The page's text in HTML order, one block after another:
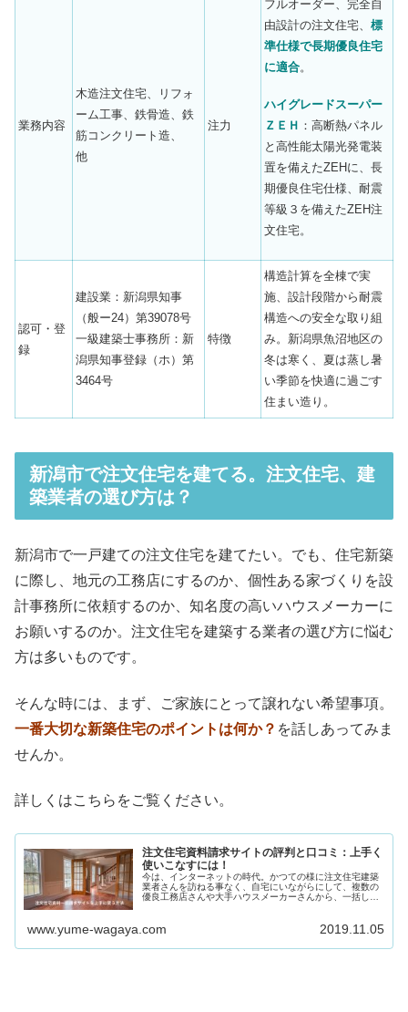
業務内容
木造注文住宅、リフォ
ーム工事、鉄骨造、鉄
筋コンクリート造、
他
注力
フルオーダー、完全自
由設計の注文住宅、 標
準仕様で長期優良住宅
に適合。
ハイグレードスーパー
ＺＥＨ ：高断熱パネル
と高性能太陽光発電装
置を備えたZEHに、長
期優良住宅仕様、耐震
等級３を備えたZEH注
文住宅。
認可・登
録
建設業：新潟県知事
（般ー24）第39078号
一級建築士事務所：新
潟県知事登録（ホ）第
3464号
特徴
構造計算を全棟で実
施、設計段階から耐震
構造への安全な取り組
み。新潟県魚沼地区の
冬は寒く、夏は蒸し暑
い季節を快適に過ごす
住まい造り。
新潟市で注文住宅を建てる。注文住宅、建
築業者の選び方は？
新潟市で一戸建ての注文住宅を建てたい。でも、住宅新築
に際し、地元の工務店にするのか、個性ある家づくりを設
計事務所に依頼するのか、知名度の高いハウスメーカーに
お願いするのか。注文住宅を建築する業者の選び方に悩む
方は多いものです。
そんな時には、まず、ご家族にとって譲れない希望事項。
一番大切な新築住宅のポイントは何か？ を話しあってみま
せんか。
詳しくはこちらをご覧ください。
注文住宅資料請求サイトの評判と口コミ：上手く
使いこなすには！
今は、インターネットの時代。かつての様に注文住宅建築
業者さんを訪ねる事なく、自宅にいながらにして、複数の
優良工務店さんや大手ハウスメーカーさんから、一括し
www.yume-wagaya.com 2019.11.05